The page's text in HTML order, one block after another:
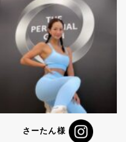
さーたん様